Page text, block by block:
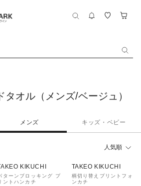
オル（メンズ/ベージュ）
メンズ キッズ・ベビー
人気順
KIKUCHI
ターンブロッキング プ
ントハンカチ
TAKEO KIKUCHI
柄切り替えプリントフォ
ンカチ